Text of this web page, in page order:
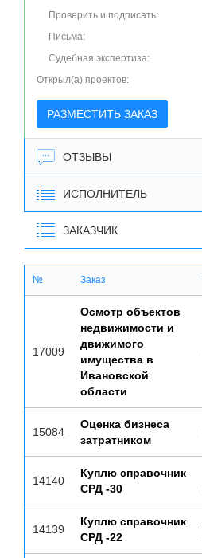
Проверить и подписать:
Письма:
Судебная экспертиза:
Открыл(а) проектов:
РАЗМЕСТИТЬ ЗАКАЗ
ОТЗЫВЫ
ИСПОЛНИТЕЛЬ
ЗАКАЗЧИК
№ Заказ
17009
Осмотр объектов
недвижимости и
движимого
имущества в
Ивановской
области
15084
Оценка бизнеса
затратником
14140
Куплю справочник
СРД -30
14139
Куплю справочник
СРД -22